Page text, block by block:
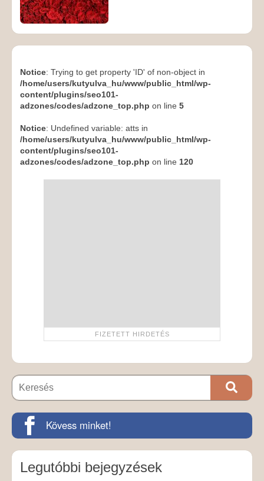
Notice: Trying to get property 'ID' of non-object in
/home/users/kutyulva_hu/www/public_html/wp-
content/plugins/seo101-
adzones/codes/adzone_top.php on line 5
Notice: Undefined variable: atts in
/home/users/kutyulva_hu/www/public_html/wp-
content/plugins/seo101-
adzones/codes/adzone_top.php on line 120
Kövess minket!
Legutóbbi bejegyzések